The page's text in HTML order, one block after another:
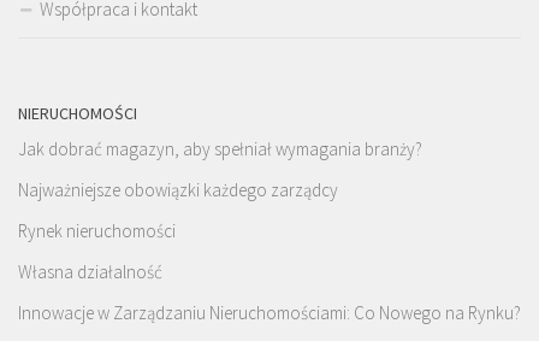
Współpraca i kontakt
NIERUCHOMOŚCI
Jak dobrać magazyn, aby spełniał wymagania branży?
Najważniejsze obowiązki każdego zarządcy
Rynek nieruchomości
Własna działalność
Innowacje w Zarządzaniu Nieruchomościami: Co Nowego na Rynku?